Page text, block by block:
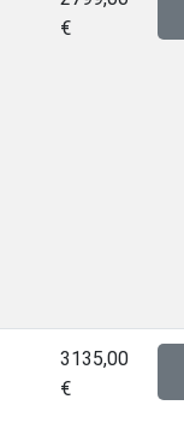
€
3135,00
€